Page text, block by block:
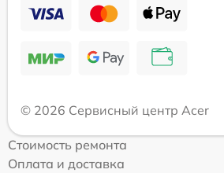
© 2026 Сервисный центр Acer
Стоимость ремонта
Оплата и доставка